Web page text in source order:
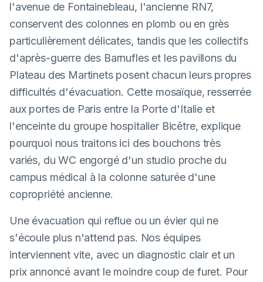
l'avenue de Fontainebleau, l'ancienne RN7,
conservent des colonnes en plomb ou en grès
particulièrement délicates, tandis que les collectifs
d'après-guerre des Barnufles et les pavillons du
Plateau des Martinets posent chacun leurs propres
difficultés d'évacuation. Cette mosaïque, resserrée
aux portes de Paris entre la Porte d'Italie et
l'enceinte du groupe hospitalier Bicêtre, explique
pourquoi nous traitons ici des bouchons très
variés, du WC engorgé d'un studio proche du
campus médical à la colonne saturée d'une
copropriété ancienne.
Une évacuation qui reflue ou un évier qui ne
s'écoule plus n'attend pas. Nos équipes
interviennent vite, avec un diagnostic clair et un
prix annoncé avant le moindre coup de furet. Pour